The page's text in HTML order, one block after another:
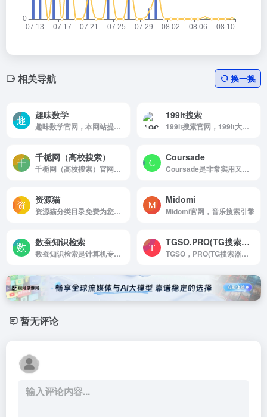
相关导航 换一换
趣味数学
趣味数学官网，本网站提供大量关于数学相关的如数学，圆周率，质数，合数，奇数，偶数，阶乘，约数，倍数，勾股数，房贷计算器，高考倒计时，节日倒计时，Unicode编码表，GB2312，UTF-8，BIG5等大量实用数据供查询和参考。
199it搜索
199it搜索官网，199it大数据搜索引擎
千栀网（高校搜索）
千栀网（高校搜索）官网，本网收集了计划内招生的千所高校招生计划，招生简章，历年录取分数线，招生专业介绍等志愿填报相关信息，更有学长学姐的及过来人对学校的真实评价，助你填个好志愿，上个好学校，录个好专业！
Coursade
Coursade是非常实用又好用的在线公开课搜索引擎，是一个非常好用的学习网站
资源猫
资源猫分类目录免费为您整合全网资源，其中分类目录有休闲娱乐，音乐，阅读，软件应用以及影视等网站导航，只要在资源猫上面进行资源搜索，简单一搜，想要的资源直接出现。
Midomi
Midomi官网，音乐搜索引擎
数蚕知识检索
数蚕知识检索是计算机专业技术搜索引擎
TGSO.PRO(TG搜索器）
TGSO，PRO(TG搜索器）官网，专业，精准，实时的telegram在线搜索引擎
暂无评论